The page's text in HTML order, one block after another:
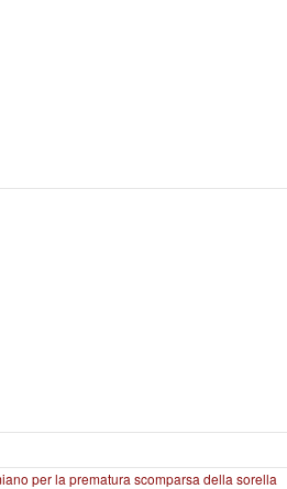
per la prematura scomparsa della sorella